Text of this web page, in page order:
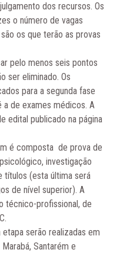
dos recursos. Os
o número de vagas
os que terão as provas
pelo menos seis pontos
ser eliminado. Os
para a segunda fase
a de exames médicos. A
edital publicado na página
é composta de prova de
investigação
títulos (esta última será
de nível superior). A
técnico-profissional, de
serão realizadas em
Santarém e